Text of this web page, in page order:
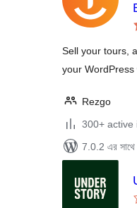
Sell your tours,
your WordPress
Rezgo
300+ active
7.0.2 এর সাথে